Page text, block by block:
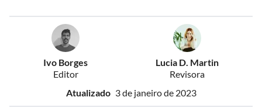
Ivo Borges
Editor
Lucia D. Martin
Revisora
Atualizado 3 de janeiro de 2023